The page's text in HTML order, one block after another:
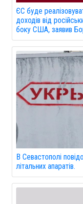
ЄС буде
доходів від
боку США, заявив
В Севастополі
літальних апаратів.